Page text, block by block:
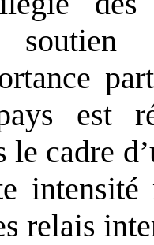
soutien
est
le cadre
relais